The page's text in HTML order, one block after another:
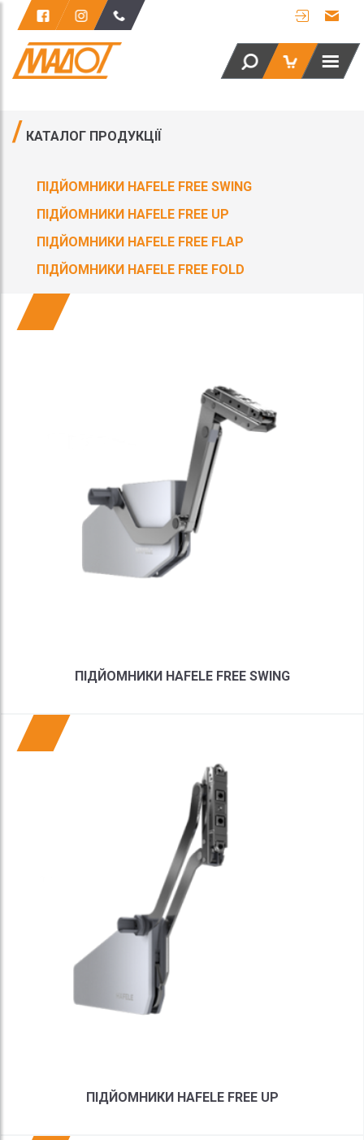
КАТАЛОГ ПРОДУКЦІЇ
ПІДЙОМНИКИ HAFELE FREE SWING
ПІДЙОМНИКИ HAFELE FREE UP
ПІДЙОМНИКИ HAFELE FREE FLAP
ПІДЙОМНИКИ HAFELE FREE FOLD
ПІДЙОМНИКИ HAFELE FREE SWING
ПІДЙОМНИКИ HAFELE FREE UP